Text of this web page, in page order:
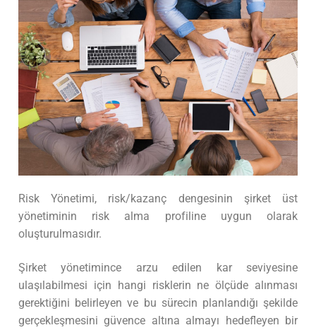
Risk Yönetimi, risk/kazanç dengesinin şirket üst
yönetiminin risk alma profiline uygun olarak
oluşturulmasıdır.
Şirket yönetimince arzu edilen kar seviyesine
ulaşılabilmesi için hangi risklerin ne ölçüde alınması
gerektiğini belirleyen ve bu sürecin planlandığı şekilde
gerçekleşmesini güvence altına almayı hedefleyen bir